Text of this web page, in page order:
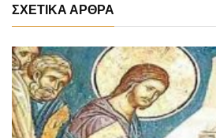
ΣΧΕΤΙΚΑ ΑΡΘΡΑ